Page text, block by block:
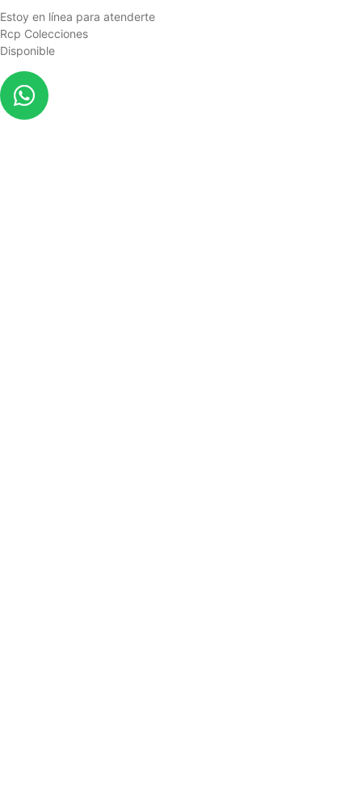
Estoy en línea para atenderte
Rcp Colecciones
Disponible